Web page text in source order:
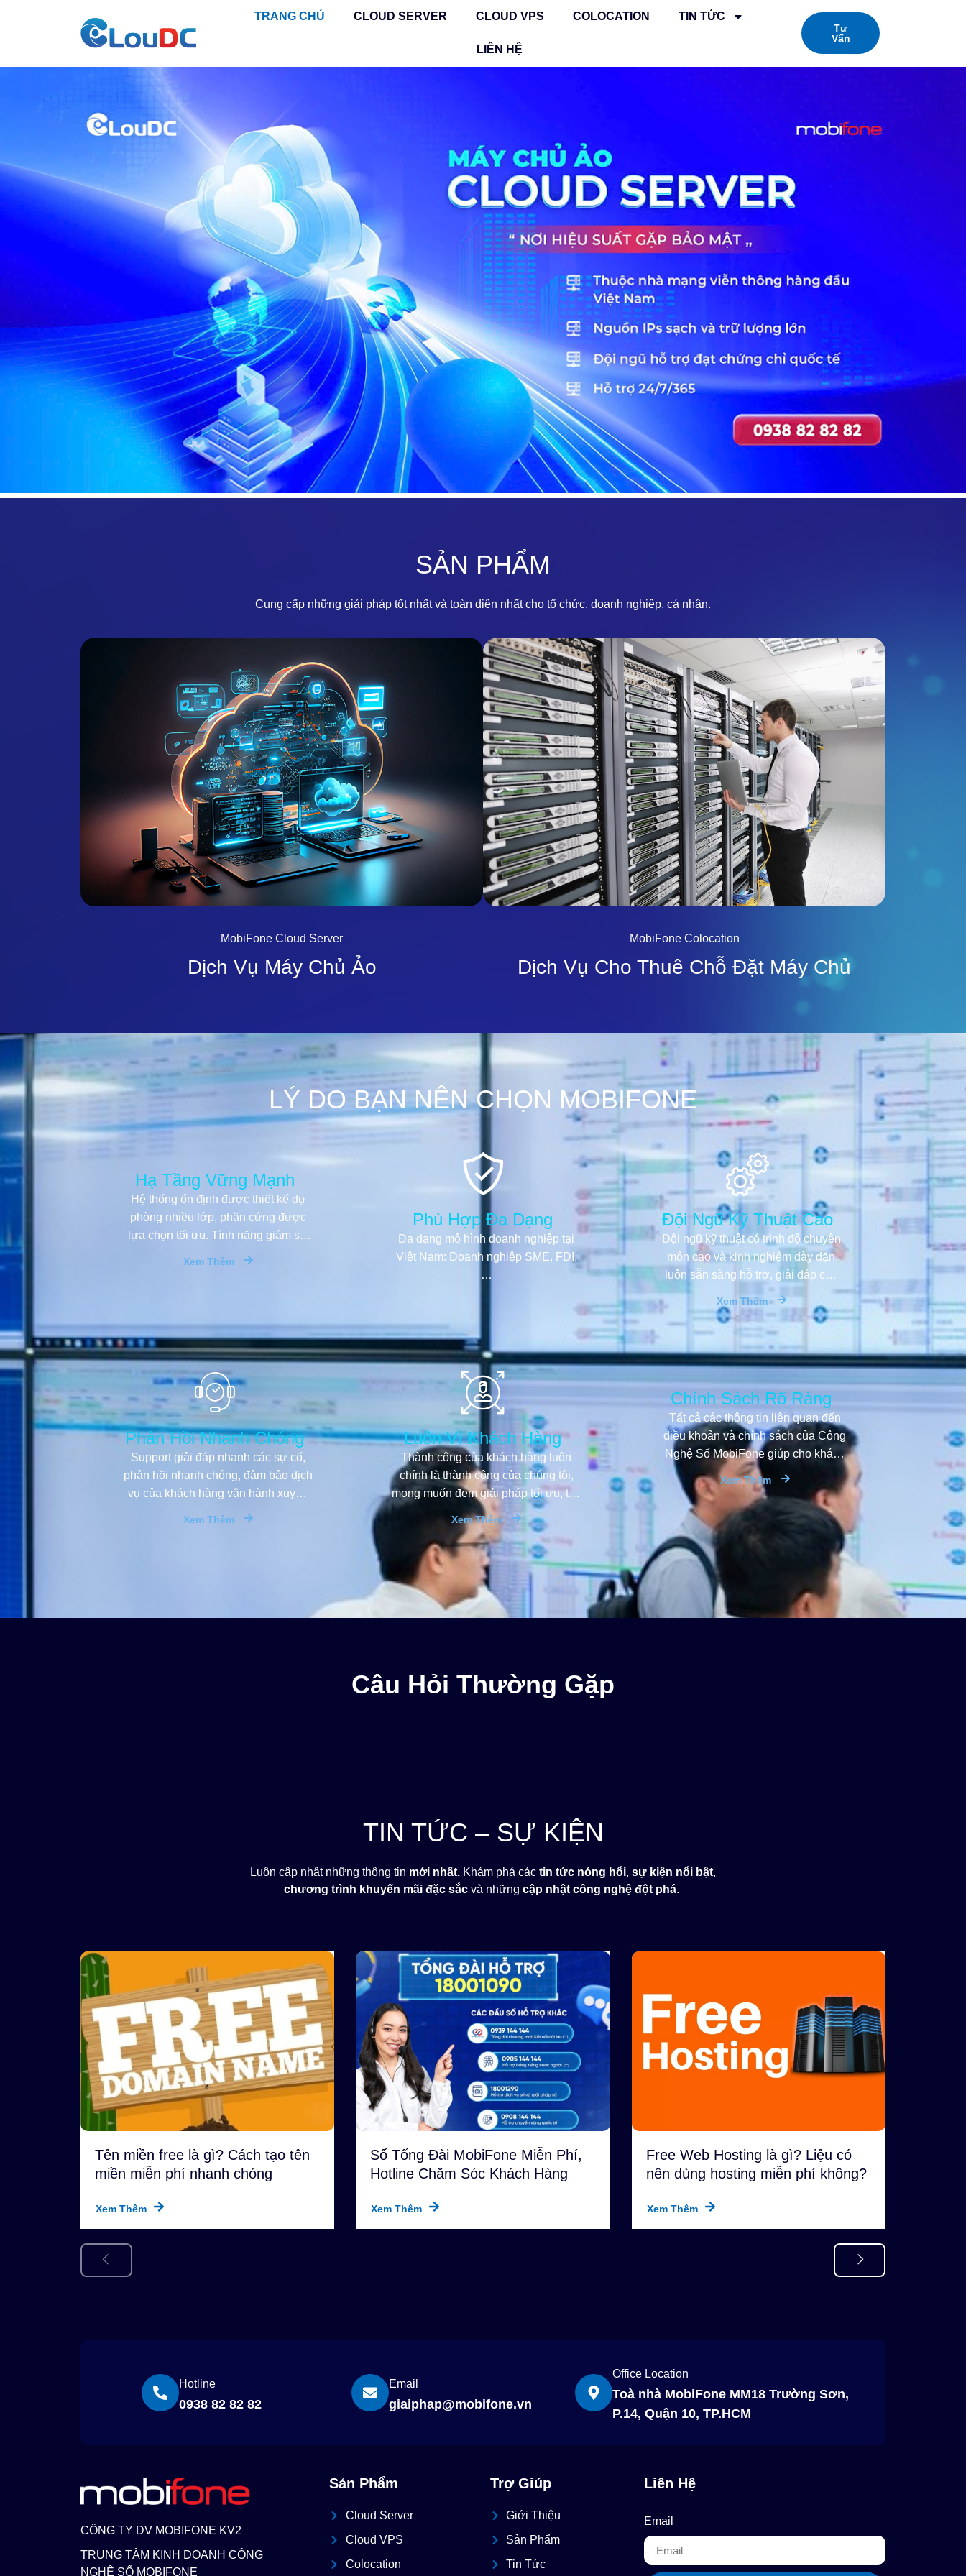
TRANG CHỦ CLOUD SERVER CLOUD VPS COLOCATION TIN TỨC
LIÊN HỆ
Tư
Vấn
SẢN PHẨM
Cung cấp những giải pháp tốt nhất và toàn diện nhất cho tổ chức, doanh nghiệp, cá nhân.
MobiFone Cloud Server
Dịch Vụ Máy Chủ Ảo
MobiFone Colocation
Dịch Vụ Cho Thuê Chỗ Đặt Máy Chủ
LÝ DO BẠN NÊN CHỌN MOBIFONE
Hạ Tầng Vững Mạnh
Hệ thống ổn định được thiết kế dự
phòng nhiều lớp, phần cứng được
lựa chọn tối ưu. Tính năng giám sát
và cảnh báo toàn diện giúp hỗ trợ
Xem Thêm
Phù Hợp Đa Dạng
Đa dạng mô hình doanh nghiệp tại
Việt Nam: Doanh nghiệp SME, FDI,
…
Đội Ngũ Kỹ Thuật Cao
Đội ngũ kỹ thuật có trình độ chuyên
môn cao và kinh nghiệm dày dặn
luôn sẵn sàng hỗ trợ, giải đáp các
thắc mắc giúp mang đến cho khách
hàng trải nghiệm dịch vụ tốt nhất.
Xem Thêm
Phản Hồi Nhanh Chóng
Support giải đáp nhanh các sự cố,
phản hồi nhanh chóng, đảm bảo dịch
vụ của khách hàng vận hành xuyên
suốt và ổn định.
Xem Thêm
Luôn Vì Khách Hàng
Thành công của khách hàng luôn
chính là thành công của chúng tôi,
mong muốn đem giải pháp tối ưu, tiết
kiệm tốt nhất
Xem Thêm
Chính Sách Rõ Ràng
Tất cả các thông tin liên quan đến
điều khoản và chính sách của Công
Nghệ Số MobiFone giúp cho khách
hàng có được sự an tâm tuyệt đối.
Xem Thêm
Câu Hỏi Thường Gặp
TIN TỨC – SỰ KIỆN
Luôn cập nhật những thông tin mới nhất. Khám phá các tin tức nóng hổi, sự kiện nổi bật,
chương trình khuyến mãi đặc sắc và những cập nhật công nghệ đột phá.
Tên miền free là gì? Cách tạo tên
miền miễn phí nhanh chóng
Xem Thêm
Số Tổng Đài MobiFone Miễn Phí,
Hotline Chăm Sóc Khách Hàng
Xem Thêm
Free Web Hosting là gì? Liệu có
nên dùng hosting miễn phí không?
Xem Thêm
Hotline
0938 82 82 82
Email
giaiphap@mobifone.vn
Office Location
Toà nhà MobiFone MM18 Trường Sơn,
P.14, Quận 10, TP.HCM
CÔNG TY DV MOBIFONE KV2
TRUNG TÂM KINH DOANH CÔNG
NGHỆ SỐ MOBIFONE
Sản Phẩm
Cloud Server
Cloud VPS
Colocation
Trợ Giúp
Giới Thiệu
Sản Phẩm
Tin Tức
Liên Hệ
Email